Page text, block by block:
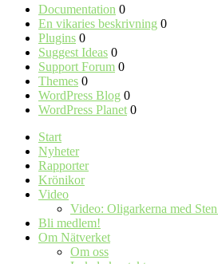
Documentation 0
En vikaries beskrivning 0
Plugins 0
Suggest Ideas 0
Support Forum 0
Themes 0
WordPress Blog 0
WordPress Planet 0
Start
Nyheter
Rapporter
Krönikor
Video
Video: Oligarkerna med
Bli medlem!
Om Nätverket
Om oss